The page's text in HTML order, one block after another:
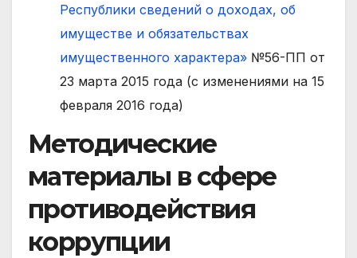
Республики сведений о доходах, об
имуществе и обязательствах
имущественного характера» №56-ПП от
23 марта 2015 года (с изменениями на 15
февраля 2016 года)
Методические
материалы в сфере
противодействия
коррупции